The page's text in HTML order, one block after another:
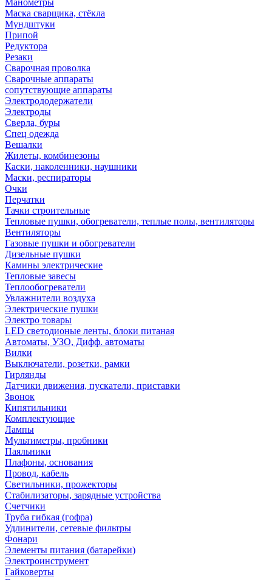
Манометры
Маска сварщика, стёкла
Мундштуки
Припой
Редуктора
Резаки
Сварочная проволка
Сварочные аппараты
сопутствующие аппараты
Электрододержатели
Электроды
Сверла, буры
Спец одежда
Вешалки
Жилеты, комбинезоны
Каски, наколенники, наушники
Маски, респираторы
Очки
Перчатки
Тачки строительные
Тепловые пушки, обогреватели, теплые полы, вентиляторы
Вентиляторы
Газовые пушки и обогреватели
Дизельные пушки
Камины электрические
Тепловые завесы
Теплообогреватели
Увлажнители воздуха
Электрические пушки
Электро товары
LED светодионые ленты, блоки питаная
Автоматы, УЗО, Дифф. автоматы
Вилки
Выключатели, розетки, рамки
Гирлянды
Датчики движения, пускатели, приставки
Звонок
Кипятильники
Комплектующие
Лампы
Мультиметры, пробники
Паяльники
Плафоны, основания
Провод, кабель
Светильники, прожекторы
Стабилизаторы, зарядные устройства
Счетчики
Труба гибкая (гофра)
Удлинители, сетевые фильтры
Фонари
Элементы питания (батарейки)
Электроинструмент
Гайковерты